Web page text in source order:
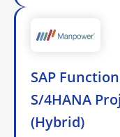
SAP
S/4HANA
(Hybrid)